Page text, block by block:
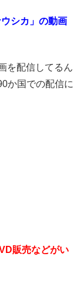
シカ」の動画
を配信してるん
か国での配信に
販売などがい